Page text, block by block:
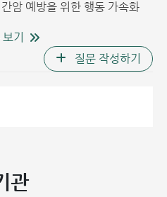
암 예방을 위한 행동 가속화
기
의
질문 작성하기
관